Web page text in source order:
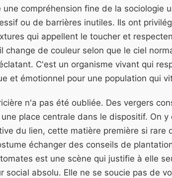
une compréhension fine de la sociologie
ou de barrières inutiles. Ils ont
qui appellent le toucher et
change de couleur selon que le ciel
C'est un organisme vivant qui
et émotionnel pour une population qui
n'a pas été oubliée. Des vergers
place centrale dans le dispositif. On
du lien, cette matière première si rare
échanger des conseils de
est une scène qui justifie à elle
social absolu. Elle ne se soucie pas de